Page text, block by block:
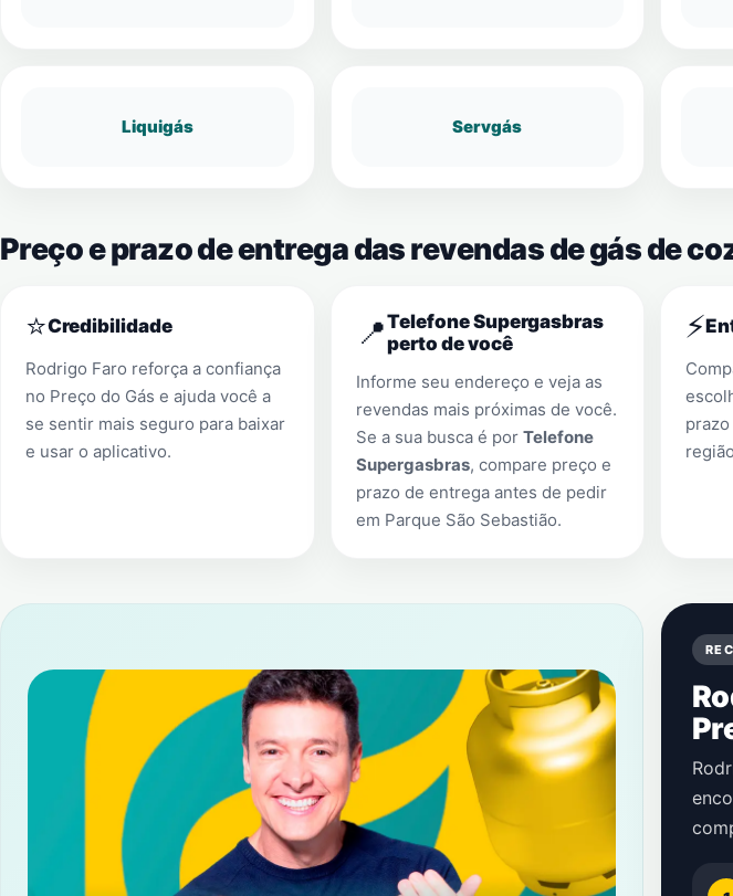
Liquigás Servgás
Preço e prazo de entrega das revendas de gás de
⭐Credibilidade
Rodrigo Faro reforça a confiança
no Preço do Gás e ajuda você a
se sentir mais seguro para baixar
e usar o aplicativo.
📍Telefone Supergasbras
perto de você
Informe seu endereço e veja as
revendas mais próximas de você.
Se a sua busca é por Telefone
Supergasbras, compare preço e
prazo de entrega antes de pedir
em Parque São Sebastião.
⚡